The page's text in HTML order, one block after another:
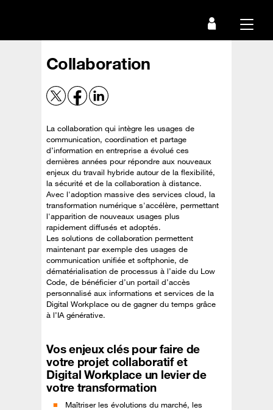
Menu
Collaboration
La collaboration qui intègre les usages de
communication, coordination et partage
d’information en entreprise a évolué ces
dernières années pour répondre aux nouveaux
enjeux du travail hybride autour de la flexibilité,
la sécurité et de la collaboration à distance.
Avec l'adoption massive des services cloud, la
transformation numérique s'accélère, permettant
l'apparition de nouveaux usages plus
rapidement diffusés et adoptés.
Les solutions de collaboration permettent
maintenant par exemple des usages de
communication unifiée et softphonie, de
dématérialisation de processus à l’aide du Low
Code, de bénéficier d’un portail d’accès
personnalisé aux informations et services de la
Digital Workplace ou de gagner du temps grâce
à l’IA générative.
Vos enjeux clés pour faire de
votre projet collaboratif et
Digital Workplace un levier de
votre transformation
Maîtriser les évolutions du marché, les